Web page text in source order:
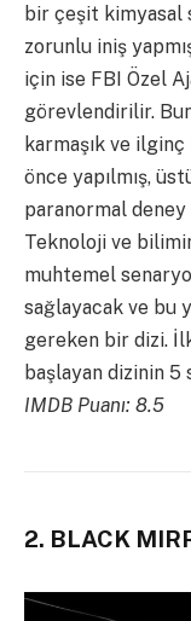
bir çeşit kimyasal
zorunlu iniş
için ise FBI Özel
görevlendirilir.
karmaşık ve
önce yapılmış,
paranormal deney
Teknoloji ve
muhtemel
sağlayacak ve bu
gereken bir dizi.
başlayan dizinin 5
IMDB Puanı: 8.5
2. BLACK